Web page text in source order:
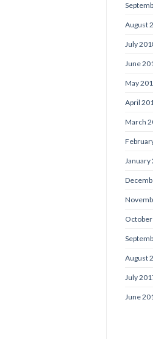
August
July
June
May
April
March
January
August
July
June